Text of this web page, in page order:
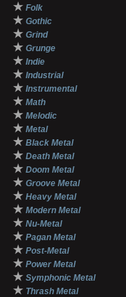
★ Folk
★ Gothic
★ Grind
★ Grunge
★ Indie
★ Industrial
★ Instrumental
★ Math
★ Melodic
★ Metal
★ Black Metal
★ Death Metal
★ Doom Metal
★ Groove Metal
★ Heavy Metal
★ Modern Metal
★ Nu-Metal
★ Pagan Metal
★ Post-Metal
★ Power Metal
★ Symphonic Metal
★ Thrash Metal